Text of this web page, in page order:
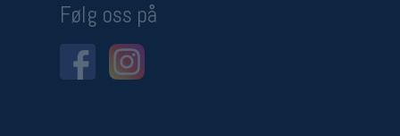
Følg oss på